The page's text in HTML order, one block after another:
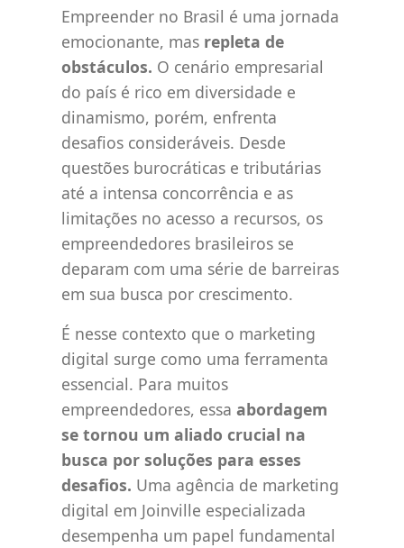
Empreender no Brasil é uma jornada
emocionante, mas repleta de
obstáculos. O cenário empresarial
do país é rico em diversidade e
dinamismo, porém, enfrenta
desafios consideráveis. Desde
questões burocráticas e tributárias
até a intensa concorrência e as
limitações no acesso a recursos, os
empreendedores brasileiros se
deparam com uma série de barreiras
em sua busca por crescimento.
É nesse contexto que o marketing
digital surge como uma ferramenta
essencial. Para muitos
empreendedores, essa abordagem
se tornou um aliado crucial na
busca por soluções para esses
desafios. Uma agência de marketing
digital em Joinville especializada
desempenha um papel fundamental